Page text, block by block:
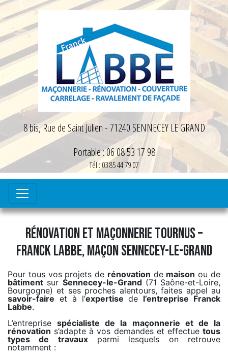
8 bis, Rue de Saint Julien - 71240 SENNECEY LE GRAND
Portable : 06 08 53 17 98
Tél : 03 85 44 79 07
Rénovation et maçonnerie Tournus –
Franck Labbe, maçon Sennecey-le-Grand
Pour tous vos projets de rénovation de maison ou de
bâtiment sur Sennecey-le-Grand(71 Saône-et-Loire,
Bourgogne) et ses proches alentours, faites appel au
savoir-faire et à l’expertise de l’entreprise Franck
Labbe.
L’entreprisespécialiste de la maçonnerie et de la
rénovation s’adapte à vos demandes et effectue tous
types de travauxparmi lesquels on retrouve
notamment :